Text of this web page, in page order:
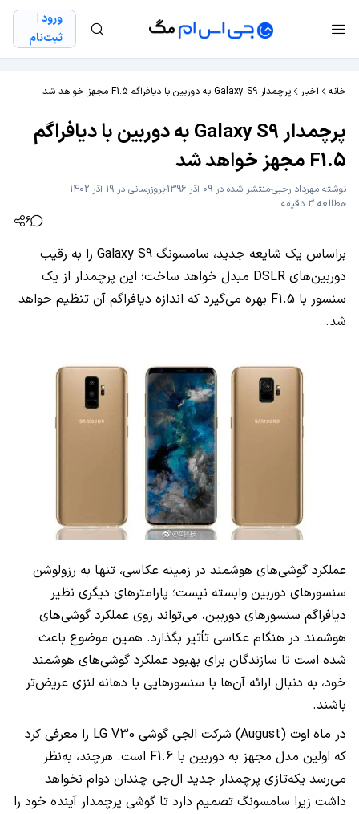
ورود |
ثبت‌نام
خانه اخبار پرچمدار Galaxy S9 به دوربین با دیافراگم F1.5 مجهز خواهد شد
پرچمدار Galaxy S9 به دوربین با دیافراگم
F1.5 مجهز خواهد شد
نوشته مهرداد رجبیمنتشر شده در 09 آذر 1396
بروزرسانی در 19 آذر 1402
مطالعه 3 دقیقه
6
براساس یک شایعه جدید، سامسونگ Galaxy S9 را به رقیب
دوربین‌های DSLR مبدل خواهد ساخت؛ این پرچمدار از یک
سنسور با F1.5 بهره می‌گیرد که اندازه دیافراگم آن تنظیم خواهد
شد.
عملکرد گوشی‌های هوشمند در زمینه عکاسی، تنها به رزولوشن
سنسورهای دوربین وابسته نیست؛ پارامترهای دیگری نظیر
دیافراگم سنسورهای دوربین، می‌تواند روی عملکرد گوشی‌های
هوشمند در هنگام عکاسی تأثیر بگذارد. همین موضوع باعث
شده است تا سازندگان برای بهبود عملکرد گوشی‌های هوشمند
خود، به دنبال ارائه آن‌ها با سنسورهایی با دهانه لنزی عریض‌تر
باشند.
در ماه اوت (August) شرکت ال‎جی گوشی LG V30 را معرفی کرد
که اولین مدل مجهز به دوربین با F1.6 است. هرچند، به‌نظر
می‌رسد یکه‌تازی پرچمدار جدید ال‌جی چندان دوام نخواهد
داشت زیرا سامسونگ تصمیم دارد تا گوشی پرچمدار آینده خود را